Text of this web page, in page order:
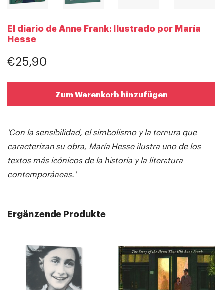
El diario de Anne Frank: Ilustrado por María
Hesse
€25,90
Zum Warenkorb hinzufügen
'Con la sensibilidad, el simbolismo y la ternura que
caracterizan su obra, María Hesse ilustra uno de los
textos más icónicos de la historia y la literatura
contemporáneas.'
Ergänzende Produkte